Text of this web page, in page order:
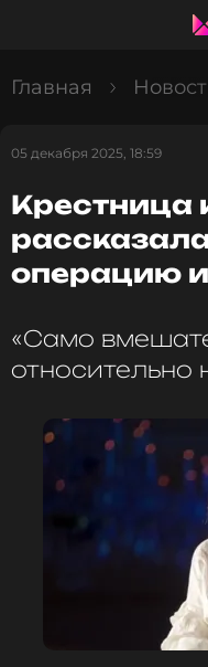
Главная
05 декабря 2025, 18:59
Крестница
операцию
«Само
относительно